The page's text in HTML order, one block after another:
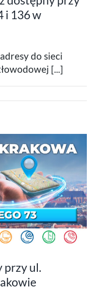
i 136 w
do sieci
[...]
przy ul.